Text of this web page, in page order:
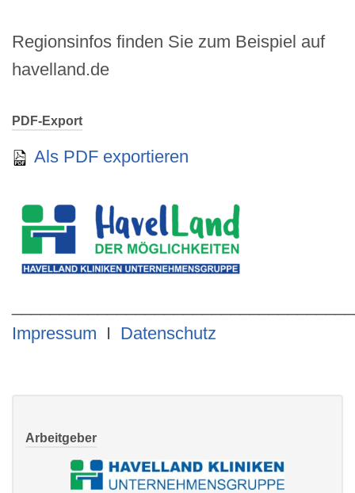
Regionsinfos finden Sie zum Beispiel auf
havelland.de
PDF-Export
Als PDF exportieren
Impressum I Datenschutz
Arbeitgeber